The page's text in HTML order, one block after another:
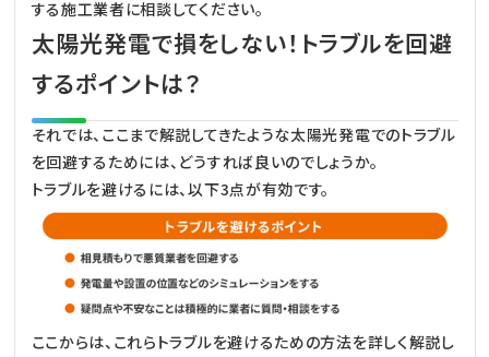
する施工業者に相談してください。
太陽光発電で損をしない！トラブルを回避
するポイントは？
それでは、ここまで解説してきたような太陽光発電でのトラブル
を回避するためには、どうすれば良いのでしょうか。
トラブルを避けるには、以下3点が有効です。
ここからは、これらトラブルを避けるための方法を詳しく解説し